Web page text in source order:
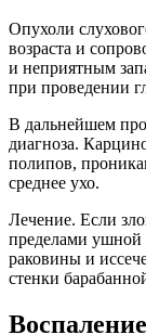
Опухоли
возраста и
и неприятным
при проведении
В дальнейшем
диагноза.
полипов,
среднее ухо.
Лечение. Если
пределами
раковины и
стенки